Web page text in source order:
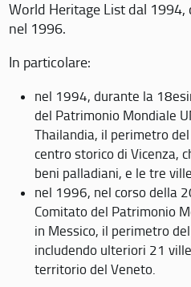
World Heritage List dal 1994,
nel 1996.
In particolare:
nel 1994, durante la
del Patrimonio Mondiale
Thailandia, il perimetro
centro storico di Vicenza,
beni palladiani, e le tre
nel 1996, nel corso della
Comitato del Patrimonio
in Messico, il perimetro
includendo ulteriori 21
territorio del Veneto.